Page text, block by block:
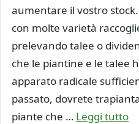
aumentare il vostro
con molte varietà
prelevando talee o
che le piantine e le talee
apparato radicale
passato, dovrete
piante che … Leggi tutto